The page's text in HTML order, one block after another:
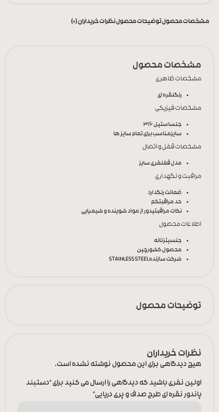
مشخصات محصولتوضیحات محصولنظرات خریداران (0)
مشخصات محصول
مشخصات ظاهری
رنگنقره ای
مشخصات فیزیکی
جنساستیل 316
سایزمناسب برای تمام سایز ها
مشخصات قفل و اتصال
مدل قفلفری سایز
مراقبت و نگهداری
ضمانت رنگدارد
حد مراقبتکم
نکات مراقبتیدور از مواد شوینده و شیمیایی
اطلاعات محصول
جنسیتزنانه
محصول کشورچین
شرکت سازندهSTAINLESS STEEL
توضیحات محصول
نظرات خریداران
هیچ دیدگاهی برای این محصول نوشته نشده است.
اولین نفری باشید که دیدگاهی را ارسال می کنید برای “دستبند
پاندور نقره ای طرح صدف و پری دریایی”